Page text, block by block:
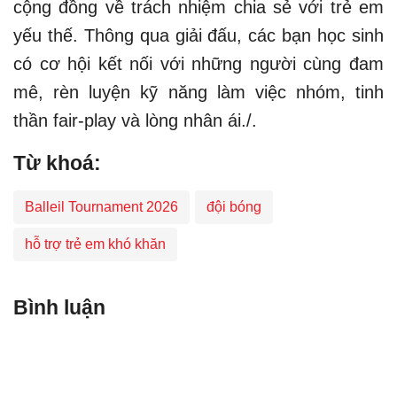
cộng đồng về trách nhiệm chia sẻ với trẻ em
yếu thế. Thông qua giải đấu, các bạn học sinh
có cơ hội kết nối với những người cùng đam
mê, rèn luyện kỹ năng làm việc nhóm, tinh
thần fair-play và lòng nhân ái./.
Từ khoá:
Balleil Tournament 2026 đội bóng
hỗ trợ trẻ em khó khăn
Bình luận